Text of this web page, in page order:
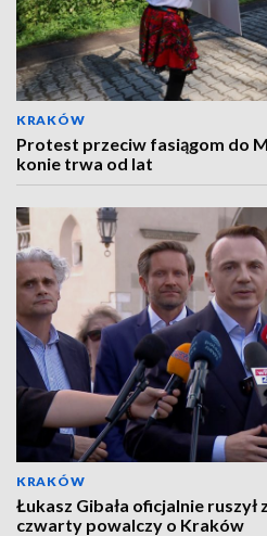
KRAKÓW
Protest przeciw fasiągom do
konie trwa od lat
KRAKÓW
Łukasz Gibała oficjalnie ruszył
czwarty powalczy o Kraków